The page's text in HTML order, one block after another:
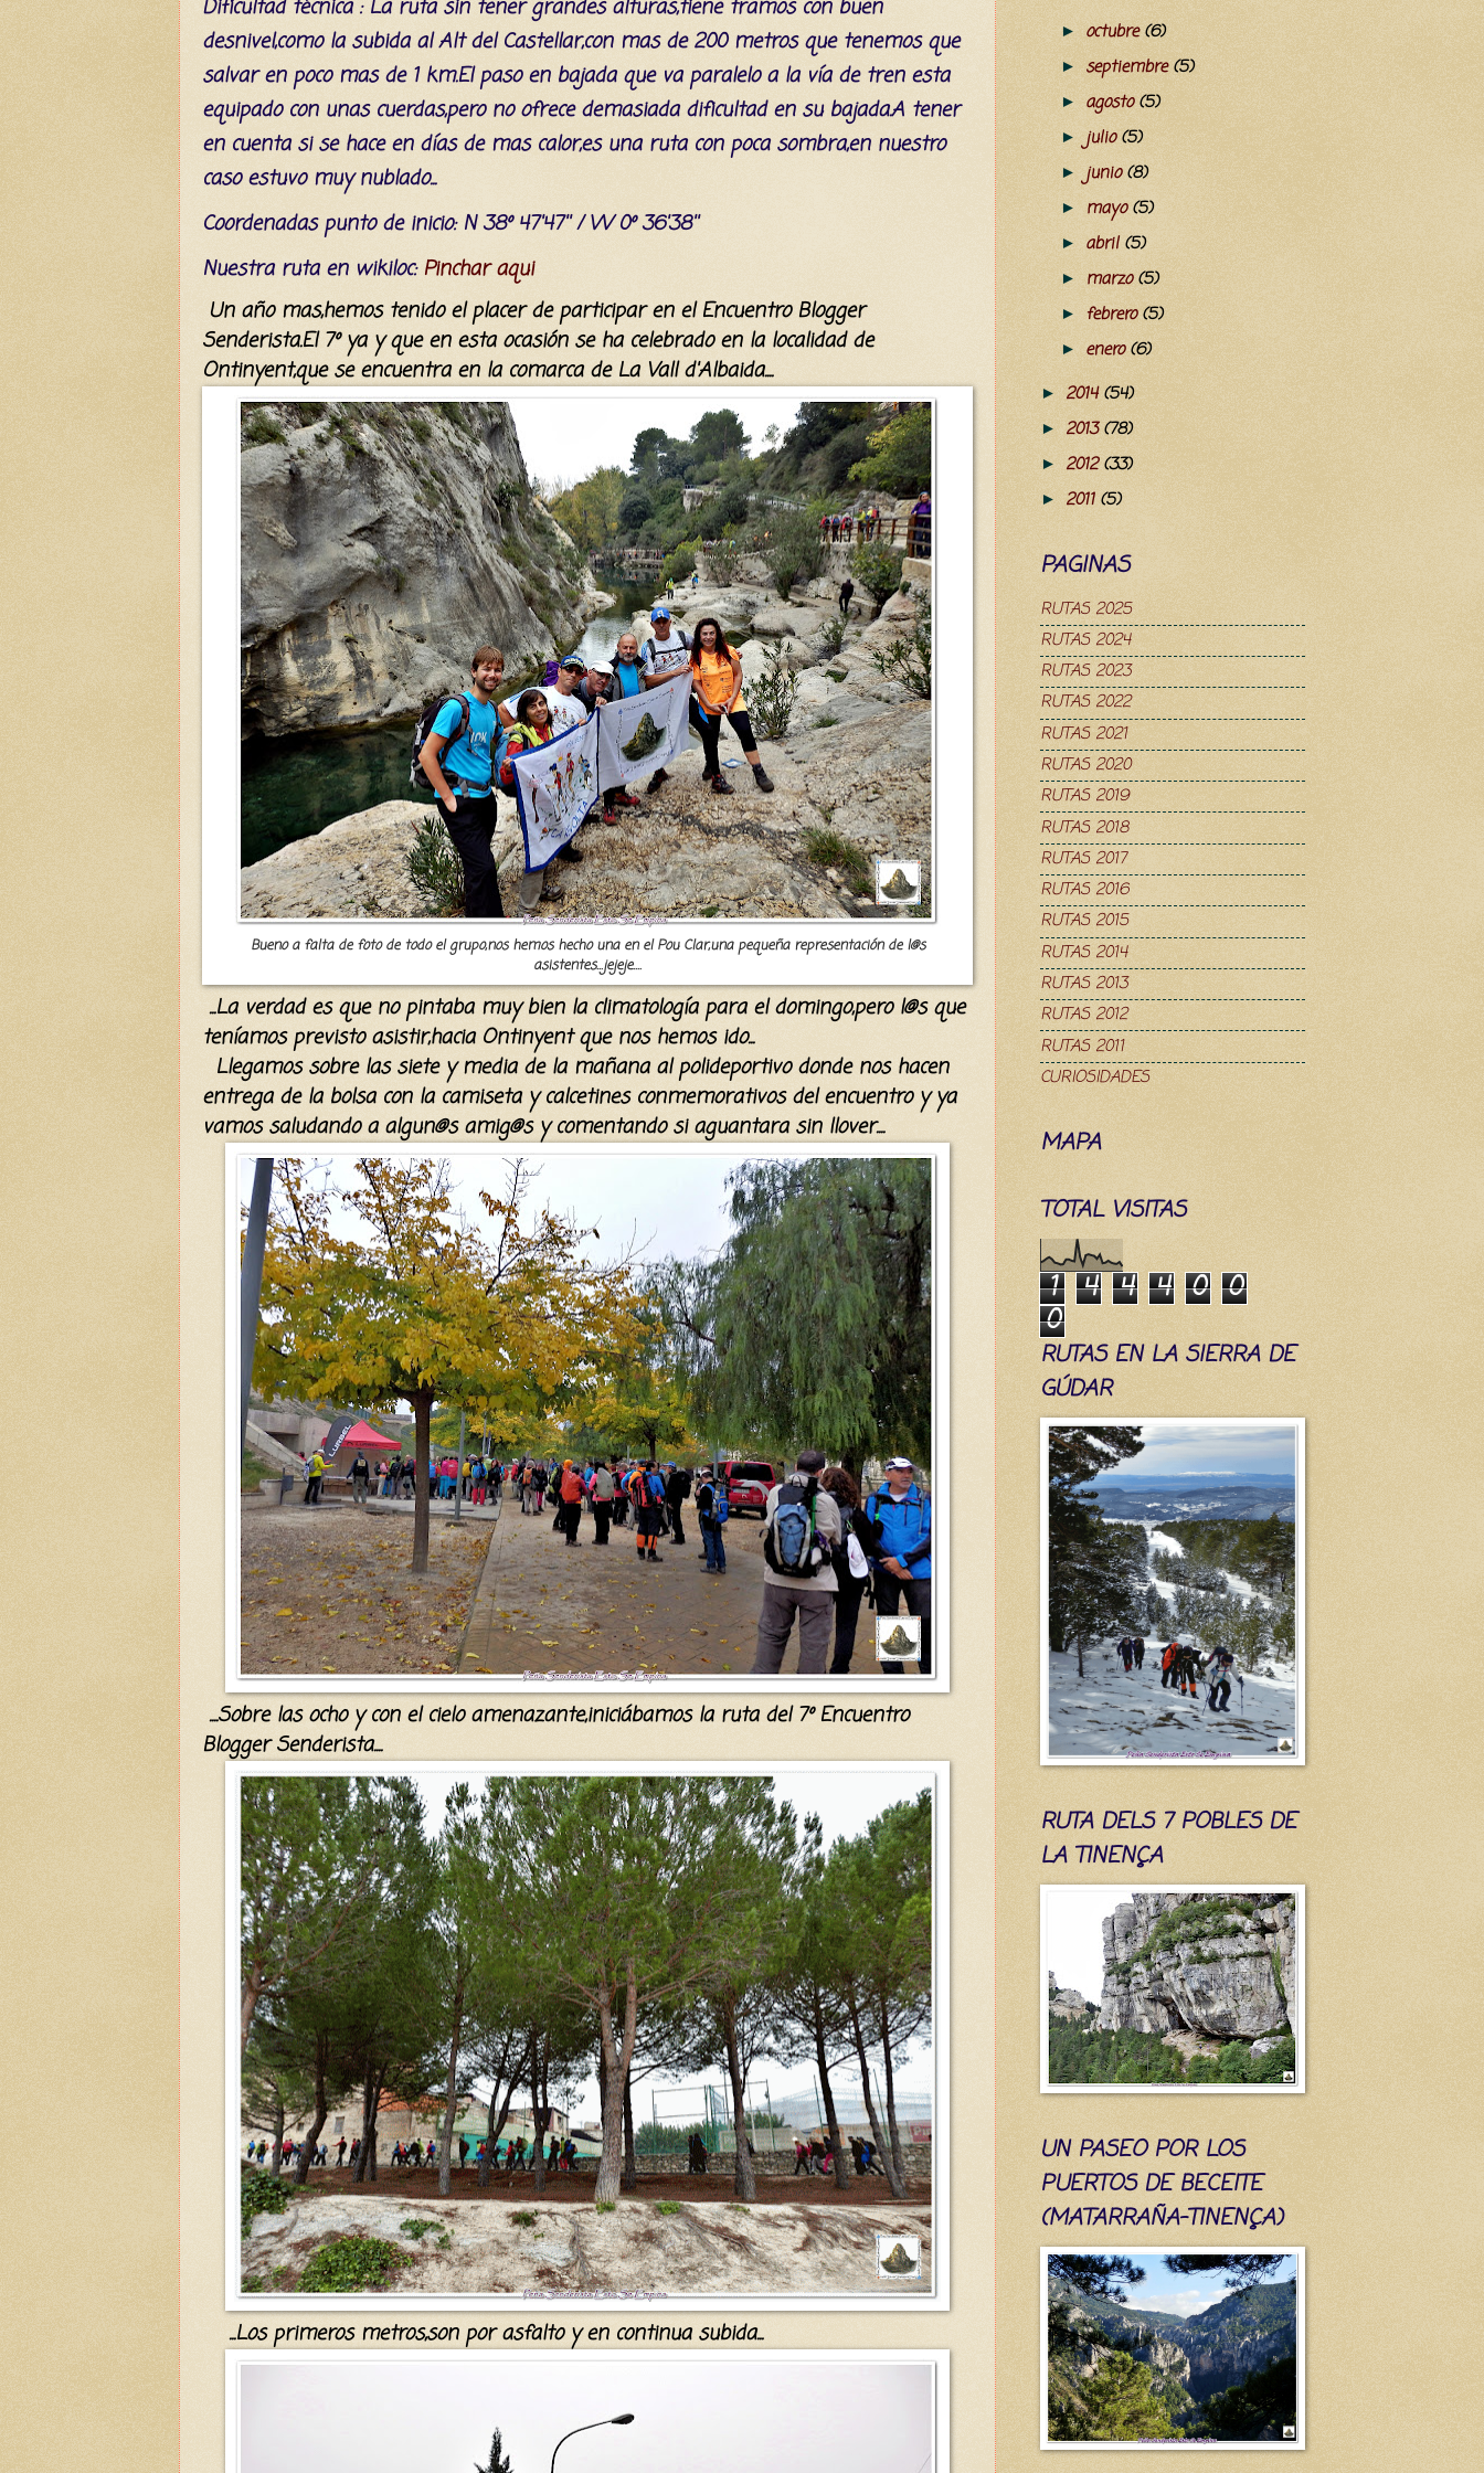
Dificultad técnica:La ruta sin tener grandes alturas,tiene tramos con buen
desnivel,como la subida al Alt del Castellar,con mas de 200 metros que tenemos que
salvar enpoco mas de 1 km.El paso en bajada que va paralelo a la víade tren esta
equipado con unas cuerdas,pero no ofrece demasiada dificultad en su bajada.A tener
en cuenta si se hace en díasde mas calor,es una ruta con poca sombra,en nuestro
caso estuvo muy nublado...
Coordenadas punto de inicio: N 38º 47'47'' /W 0º 36'38''
Nuestra ruta en wikiloc: Pinchar aqui
Un año mas,hemos tenido el placer de participar en elEncuentro Blogger
Senderista.El 7º ya y que en esta ocasión se ha celebrado en la localidad de
Ontinyent,que se encuentraen la comarcade La Vall d'Albaida....
Bueno a falta de foto de todo el grupo,nos hemos hecho una en el Pou Clar,una pequeña representación de l@s
asistentes...jejeje....
...La verdad es que no pintaba muy bien la climatologíapara el domingo,perol@s que
teníamosprevisto asistir,hacia Ontinyent que nos hemos ido...
Llegamos sobre lassiete y media de la mañana al polideportivo donde nos hacen
entrega de la bolsa con la camiseta y calcetines conmemorativosdel encuentro y ya
vamos saludando a algun@s amig@sy comentando si aguantara sin llover....
....Sobre las ocho y con el cielo amenazante,iniciábamosla ruta del 7ºEncuentro
Blogger Senderista....
...Los primeros metros,son por asfalto y en continua subida...
► octubre(6)
► septiembre(5)
► agosto(5)
► julio(5)
► junio(8)
► mayo(5)
► abril(5)
► marzo(5)
► febrero(5)
► enero(6)
► 2014(54)
► 2013(78)
► 2012(33)
► 2011 (5)
PAGINAS
RUTAS 2025
RUTAS 2024
RUTAS 2023
RUTAS 2022
RUTAS 2021
RUTAS 2020
RUTAS 2019
RUTAS 2018
RUTAS 2017
RUTAS 2016
RUTAS 2015
RUTAS 2014
RUTAS 2013
RUTAS 2012
RUTAS 2011
CURIOSIDADES
MAPA
TOTAL VISITAS
1 4 4 4 0 0
0
RUTAS EN LA SIERRA DE
GÚDAR
RUTA DELS 7 POBLES DE
LA TINENÇA
UN PASEO POR LOS
PUERTOS DE BECEITE
(MATARRAÑA-TINENÇA)